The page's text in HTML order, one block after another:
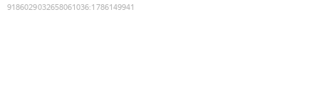
9186029032658061036:1786149941